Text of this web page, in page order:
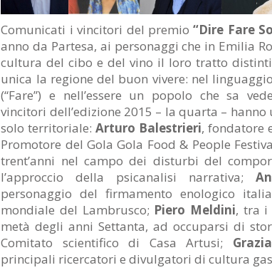
Comunicati i vincitori del premio“Dire Fare
anno da Partesa, ai personaggi che in Emilia
cultura del cibo e del vino il loro tratto
unica la regione del buon vivere: nel
(“Fare”) e nell’essere un popolo che sa
vincitori dell’edizione 2015 – la quarta –
solo territoriale:Arturo Balestrieri, fondatore
Promotore del Gola Gola Food & People
trent’anni nel campo dei disturbi del
l’approccio della psicanalisi narrativa;
personaggio del firmamento enologico
mondiale del Lambrusco; Piero Meldini, tra i
metà degli anni Settanta, ad occuparsi di
Comitato scientifico di Casa Artusi;
principali ricercatori e divulgatori di cultura